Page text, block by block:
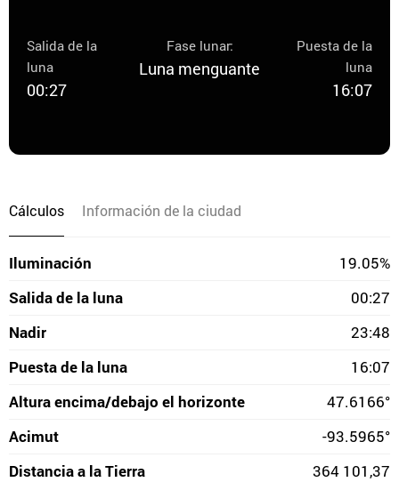
Salida de la
luna
00:27
Fase lunar:
Luna menguante
Puesta de la
luna
16:07
Cálculos Información de la ciudad
Iluminación
19.05%
Salida de la luna
00:27
Nadir
23:48
Puesta de la luna
16:07
Altura encima/debajo el horizonte
47.6166°
Acimut
-93.5965°
Distancia a la Tierra
364 101,37